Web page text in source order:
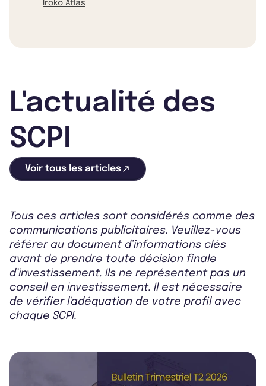
Iroko Atlas
L'actualité des
SCPI
Voir tous les articles
Tous ces articles sont considérés comme des
communications publicitaires. Veuillez-vous
référer au document d’informations clés
avant de prendre toute décision finale
d’investissement. Ils ne représentent pas un
conseil en investissement. Il est nécessaire
de vérifier l'adéquation de votre profil avec
chaque SCPI.